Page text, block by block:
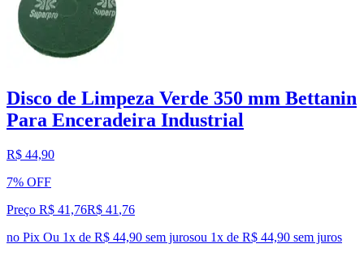
Disco de Limpeza Verde 350 mm Bettanin
Para Enceradeira Industrial
R$ 44,90
7% OFF
Preço R$ 41,76R$ 41 ,76
no Pix Ou 1x de R$ 44,90 sem jurosou 1x de R$ 44,90 sem juros